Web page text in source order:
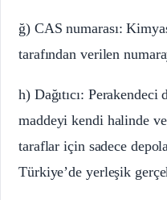
ğ) CAS numarası:
tarafından verilen
h) Dağıtıcı:
maddeyi kendi halinde
taraflar için sadece
Türkiye’de yerleşik